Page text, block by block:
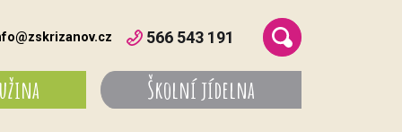
566 543 191
Školní jídelna